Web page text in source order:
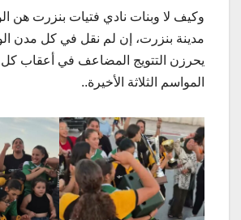
وكيف لا وبنات نادي فتيات بنزرت هن
مدينة بنزرت، إن لم نقل في كل مدن
يحرزن التتويج المضاعف في أعقاب
المواسم الثلاثة الأخيرة..